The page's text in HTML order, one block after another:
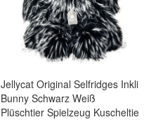
Jellycat Original Selfridges Inkli
Bunny Schwarz Weiß
Plüschtier Spielzeug Kuscheltie